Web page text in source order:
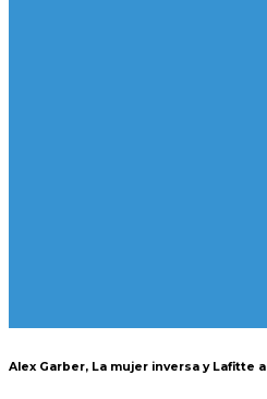
Alex Garber, La mujer inversa y Lafitte